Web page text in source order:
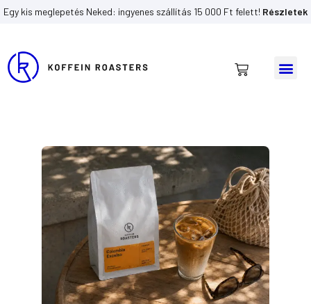
Egy kis meglepetés Neked: ingyenes szállítás 15 000 Ft felett! Részletek
Kosár